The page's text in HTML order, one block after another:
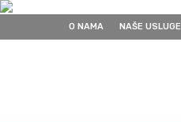
O NAMA NAŠE USLUGE